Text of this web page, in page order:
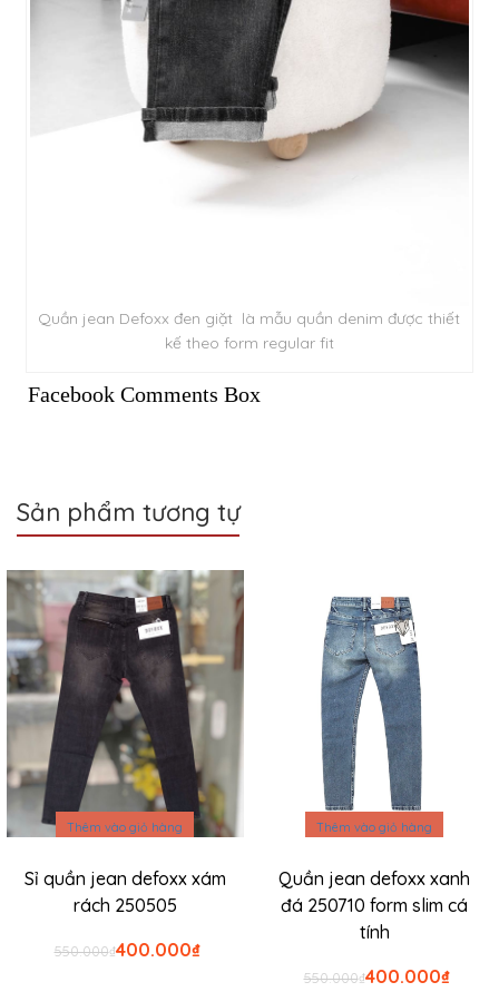
Quần jean Defoxx đen giặt là mẫu quần denim được thiết
kế theo form regular fit
Facebook Comments Box
Sản phẩm tương tự
Thêm vào giỏ hàng
Sỉ quần jean defoxx xám
rách 250505
₫
550.000 Giá
₫
400.000 Giá
Thêm vào giỏ hàng
Quần jean defoxx xanh
đá 250710 form slim cá
tính
₫
550.000 Giá
₫
400.000 Giá